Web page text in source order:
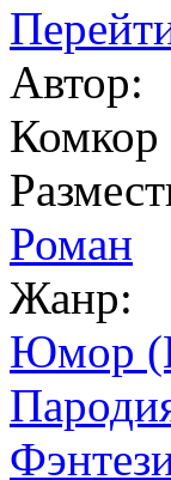
Автор:
Роман
Жанр:
Юмор